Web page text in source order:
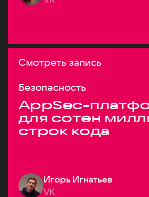
Смотреть запись
Безопасность
AppSec-
для сотен
строк кода
Игорь Игнатьев
VK